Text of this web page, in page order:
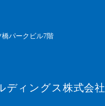
パークビル7階
ディングス株式会社